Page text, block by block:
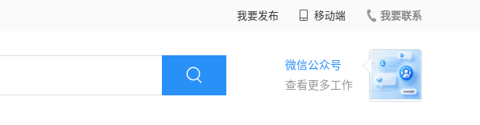
我要发布 移动端 我要联系
微信公众号
查看更多工作